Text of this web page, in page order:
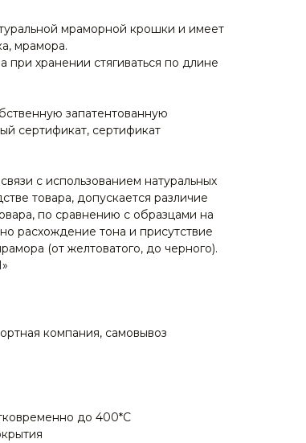
мраморной крошки и имеет
мрамора.
при хранении стягиваться по длине
запатентованную
сертификат, сертификат
с использованием натуральных
товара, допускается различие
по сравнению с образцами на
расхождение тона и присутствие
(от желтоватого, до черного).
компания, самовывоз
до 400*C